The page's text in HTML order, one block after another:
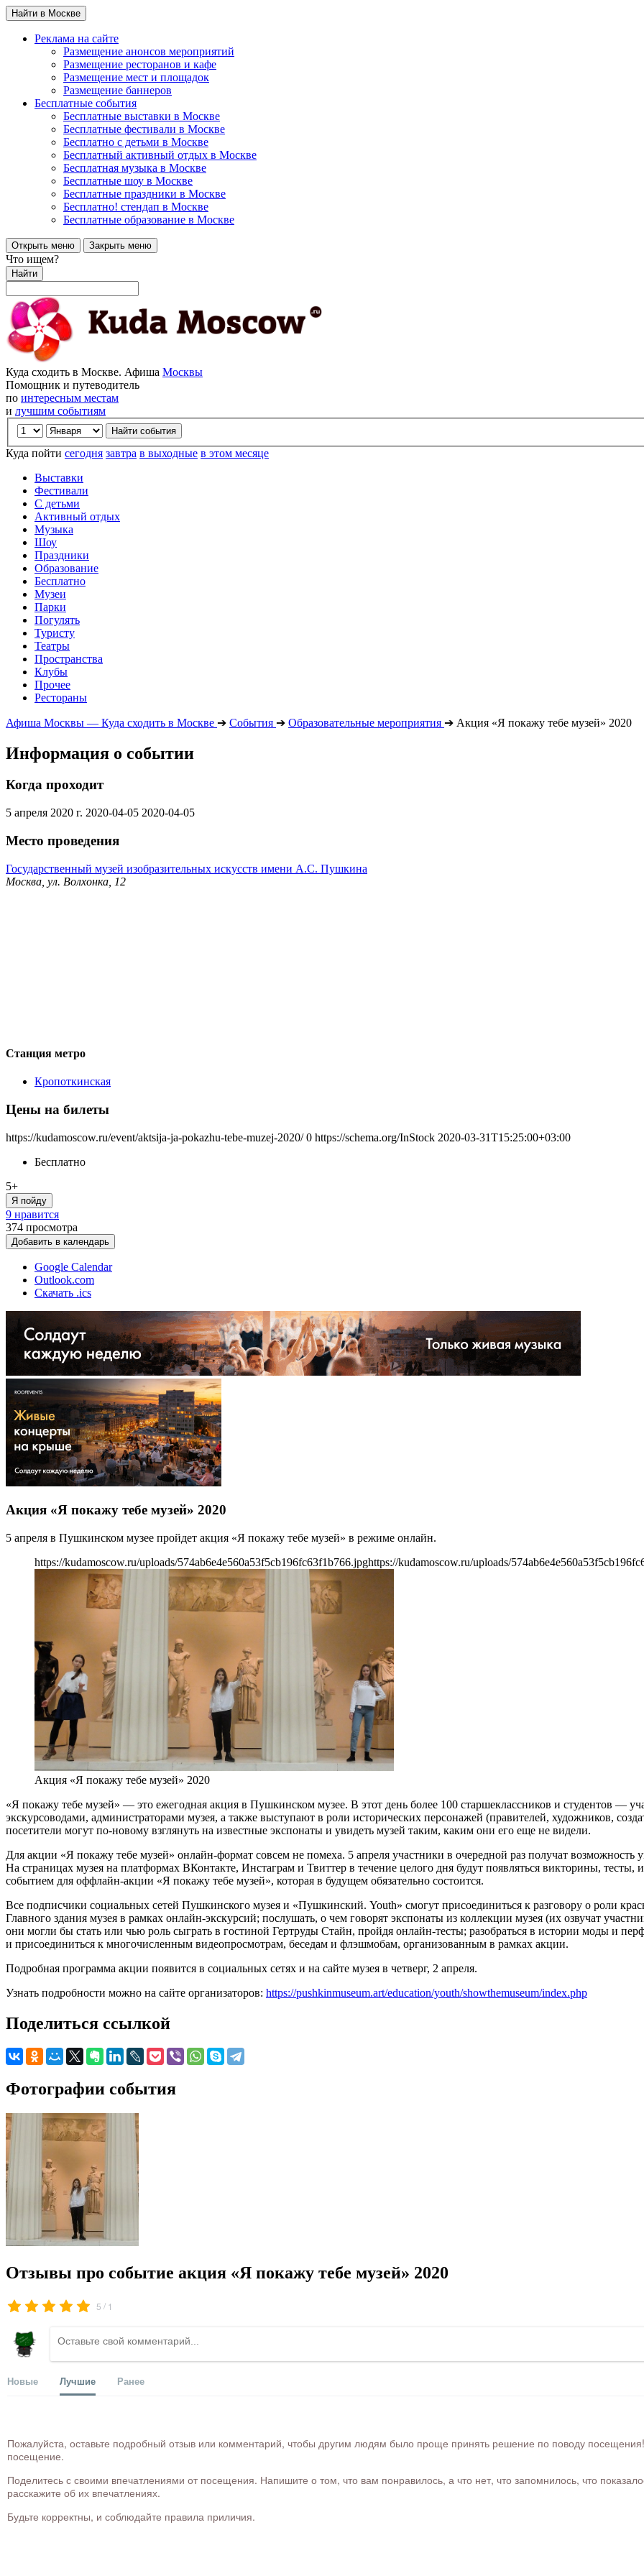
Найти в Москве
Реклама на сайте
Размещение анонсов мероприятий
Размещение ресторанов и кафе
Размещение мест и площадок
Размещение баннеров
Бесплатные события
Бесплатные выставки в Москве
Бесплатные фестивали в Москве
Бесплатно с детьми в Москве
Бесплатный активный отдых в Москве
Бесплатная музыка в Москве
Бесплатные шоу в Москве
Бесплатные праздники в Москве
Бесплатно! стендап в Москве
Бесплатные образование в Москве
Открыть меню Закрыть меню
Что ищем?
Найти
Куда сходить в Москве. Афиша Москвы
Помощник и путеводитель
по интересным местам
и лучшим событиям
Куда пойти сегодня завтра в выходные в этом месяце
Выставки
Фестивали
С детьми
Активный отдых
Музыка
Шоу
Праздники
Образование
Бесплатно
Музеи
Парки
Погулять
Туристу
Театры
Пространства
Клубы
Прочее
Рестораны
Афиша Москвы — Куда сходить в Москве ➔ События ➔ Образовательные мероприятия ➔ Акция «Я покажу тебе музей» 2020
Информация о событии
Когда проходит
5 апреля 2020 г. 2020-04-05 2020-04-05
Место проведения
Государственный музей изобразительных искусств имени А.С. Пушкина
Москва, ул. Волхонка, 12
Станция метро
Кропоткинская
Цены на билеты
https://kudamoscow.ru/event/aktsija-ja-pokazhu-tebe-muzej-2020/ 0 https://schema.org/InStock 2020-03-31T15:25:00+03:00
Бесплатно
5+
Я пойду
9 нравится
374 просмотра
Добавить в календарь
Google Calendar
Outlook.com
Скачать .ics
Акция «Я покажу тебе музей» 2020
5 апреля в Пушкинском музее пройдет акция «Я покажу тебе музей» в режиме онлайн.
https://kudamoscow.ru/uploads/574ab6e4e560a53f5cb196fc63f1b766.jpghttps://kudamoscow.ru/uploads/
Акция «Я покажу тебе музей» 2020
«Я покажу тебе музей» — это ежегодная акция в Пушкинском музее. В этот день более 100 старшеклассников и студентов —
экскурсоводами, администраторами музея, а также выступают в роли исторических персонажей (правителей, художников,
посетители могут по-новому взглянуть на известные экспонаты и увидеть музей таким, каким они его еще не видели.
Для акции «Я покажу тебе музей» онлайн-формат совсем не помеха. 5 апреля участники в очередной раз получат возможность
На страницах музея на платформах ВКонтакте, Инстаграм и Твиттер в течение целого дня будут появляться викторины,
событием для оффлайн-акции «Я покажу тебе музей», которая в будущем обязательно состоится.
Все подписчики социальных сетей Пушкинского музея и «Пушкинский. Youth» смогут присоединиться к разговору о роли
Главного здания музея в рамках онлайн-экскурсий; послушать, о чем говорят экспонаты из коллекции музея (их озвучат
они могли бы стать или чью роль сыграть в гостиной Гертруды Стайн, пройдя онлайн-тесты; разобраться в истории моды и
и присоединиться к многочисленным видеопросмотрам, беседам и флэшмобам, организованным в рамках акции.
Подробная программа акции появится в социальных сетях и на сайте музея в четверг, 2 апреля.
Узнать подробности можно на сайте организаторов: https://pushkinmuseum.art/education/youth/showthemuseum/index.php
Поделиться ссылкой
Фотографии события
Отзывы про событие акция «Я покажу тебе музей» 2020
5 / 1
Новые Лучшие Ранее
Пожалуйста, оставьте подробный отзыв или комментарий, чтобы другим людям было проще принять решение по поводу посещения!
посещение.
Поделитесь с своими впечатлениями от посещения. Напишите о том, что вам понравилось, а что нет, что запомнилось, что
расскажите об их впечатлениях.
Будьте корректны, и соблюдайте правила приличия.